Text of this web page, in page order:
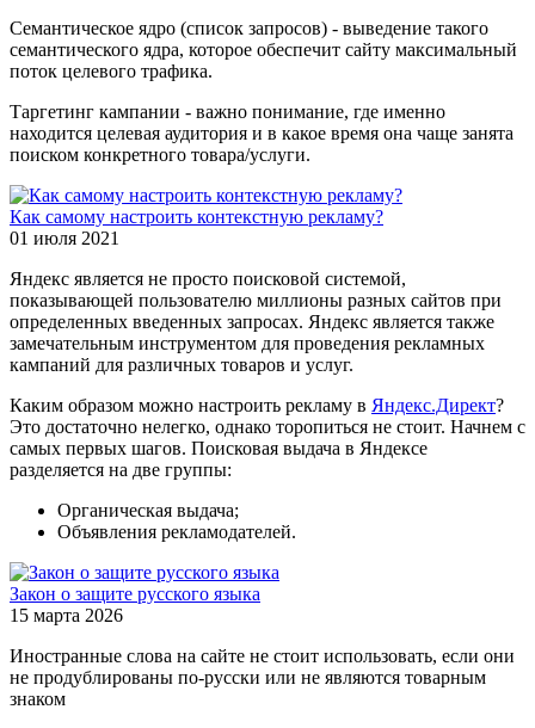
Семантическое ядро (список запросов) - выведение такого
семантического ядра, которое обеспечит сайту максимальный
поток целевого трафика.
Таргетинг кампании - важно понимание, где именно
находится целевая аудитория и в какое время она чаще занята
поиском конкретного товара/услуги.
Как самому настроить контекстную рекламу?
01 июля 2021
Яндекс является не просто поисковой системой,
показывающей пользователю миллионы разных сайтов при
определенных введенных запросах. Яндекс является также
замечательным инструментом для проведения рекламных
кампаний для различных товаров и услуг.
Каким образом можно настроить рекламу в Яндекс.Директ?
Это достаточно нелегко, однако торопиться не стоит. Начнем с
самых первых шагов. Поисковая выдача в Яндексе
разделяется на две группы:
Органическая выдача;
Объявления рекламодателей.
Закон о защите русского языка
15 марта 2026
Иностранные слова на сайте не стоит использовать, если они
не продублированы по-русски или не являются товарным
знаком